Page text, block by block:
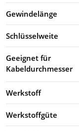
Gewindelänge
Schlüsselweite
Geeignet für
Kabeldurchmesser
Werkstoff
Werkstoffgüte